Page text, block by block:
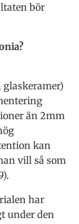
bör
än 2mm
kan
vill så som
har
under den